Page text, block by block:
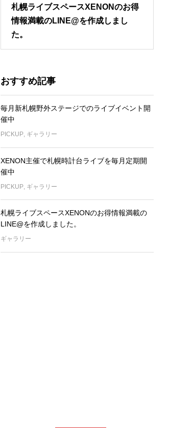
札幌ライブスペースXENONのお得
情報満載のLINE@を作成しまし
た。
おすすめ記事
毎月新札幌野外ステージでのライブイベント開
催中
PICKUP, ギャラリー
XENON主催で札幌時計台ライブを毎月定期開
催中
PICKUP ギャラリー
札幌ライブスペースXENONのお得情報満載の
LINE@を作成しました。
ギャラリー